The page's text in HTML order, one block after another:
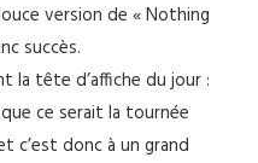
version de « Nothing
succès.
la tête d’affiche du jour :
ce serait la tournée
c’est donc à un grand